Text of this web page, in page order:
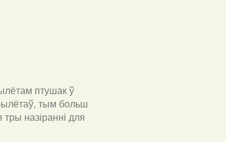
птушак ў
тым больш
назіранні для